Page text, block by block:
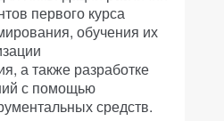
первого курса
обучения их
а также разработке
с помощью
средств.